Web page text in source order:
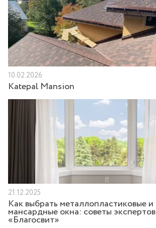
10.02.2026
Katepal Mansion
21.12.2025
Как выбрать металлопластиковые и
мансардные окна: советы экспертов
«Благосвит»